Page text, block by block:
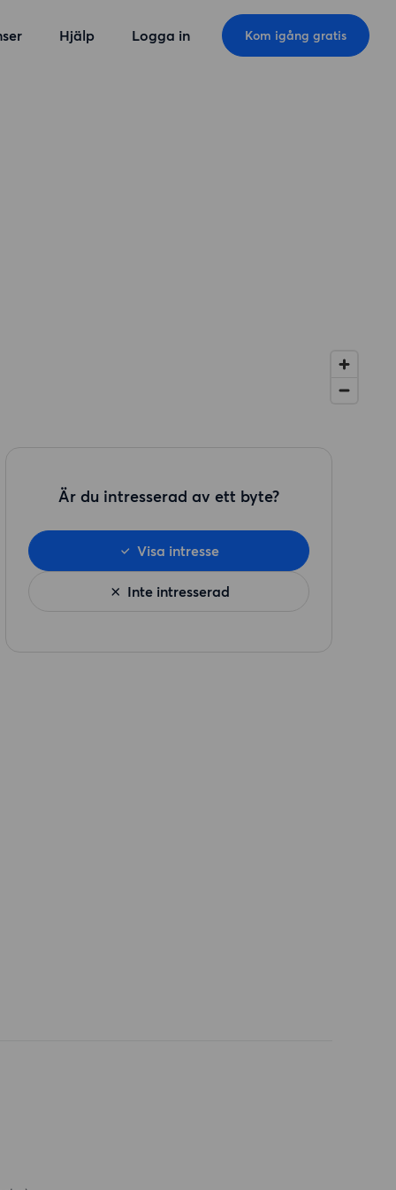
Hjälp Logga in Kom igång gratis
Är du intresserad av ett byte?
Inte intresserad
Visa intresse